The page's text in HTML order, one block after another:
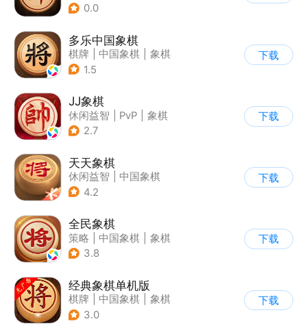
0.0
多乐中国象棋
棋牌 中国象棋
象棋
| 卡通
1.5
下载
JJ象棋
休闲益智 PvP
象棋
| 学习教育
2.7
下载
天天象棋
休闲益智
中国象棋
| 象棋
4.2
下载
全民象棋
策略 中国象棋
象棋
| 古风
3.8
下载
经典象棋单机版
棋牌 中国象棋
象棋
3.0
下载